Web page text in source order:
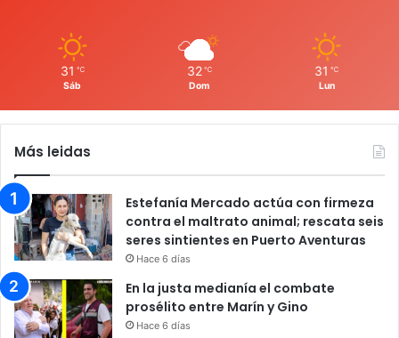
31 ℃
Sáb
32 ℃
Dom
31 ℃
Lun
Más leidas
Estefanía Mercado actúa con firmeza
contra el maltrato animal; rescata seis
seres sintientes en Puerto Aventuras
Hace 6 días
En la justa medianía el combate
prosélito entre Marín y Gino
Hace 6 días